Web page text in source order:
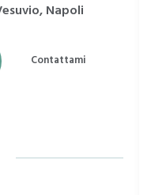
Napoli
Contattami